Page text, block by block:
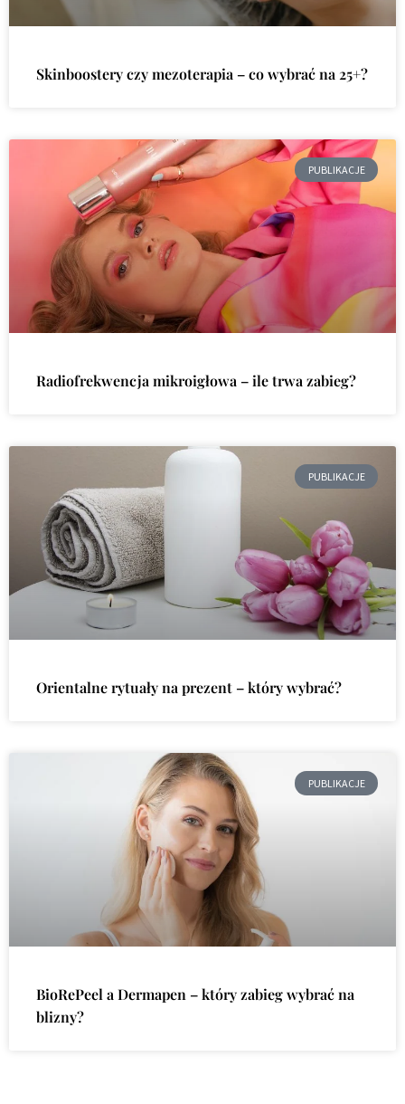
Skinboostery czy mezoterapia – co wybrać na 25+?
PUBLIKACJE
Radiofrekwencja mikroigłowa – ile trwa zabieg?
PUBLIKACJE
Orientalne rytuały na prezent – który wybrać?
PUBLIKACJE
BioRePeel a Dermapen – który zabieg wybrać na
blizny?